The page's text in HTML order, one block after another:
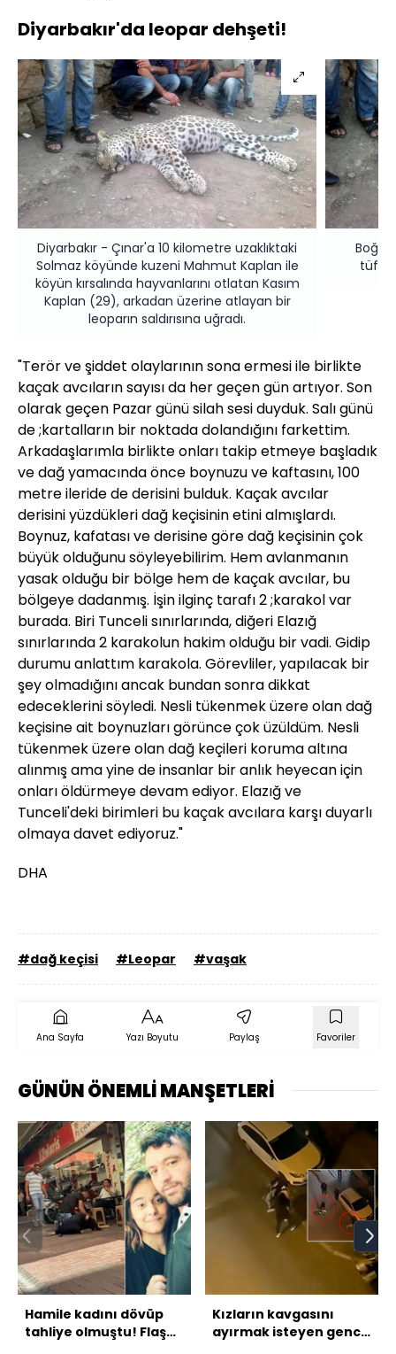
Diyarbakır'da leopar dehşeti!
Diyarbakır - Çınar'a 10 kilometre uzaklıktaki
Solmaz köyünde kuzeni Mahmut Kaplan ile
köyün kırsalında hayvanlarını otlatan Kasım
Kaplan (29), arkadan üzerine atlayan bir
leoparın saldırısına uğradı.
"Terör ve şiddet olaylarının sona ermesi ile birlikte
kaçak avcıların sayısı da her geçen gün artıyor. Son
olarak geçen Pazar günü silah sesi duyduk. Salı günü
de ;kartalların bir noktada dolandığını farkettim.
Arkadaşlarımla birlikte onları takip etmeye başladık
ve dağ yamacında önce boynuzu ve kaftasını, 100
metre ileride de derisini bulduk. Kaçak avcılar
derisini yüzdükleri dağ keçisinin etini almışlardı.
Boynuz, kafatası ve derisine göre dağ keçisinin çok
büyük olduğunu söyleyebilirim. Hem avlanmanın
yasak olduğu bir bölge hem de kaçak avcılar, bu
bölgeye dadanmış. İşin ilginç tarafı 2 ;karakol var
burada. Biri Tunceli sınırlarında, diğeri Elazığ
sınırlarında 2 karakolun hakim olduğu bir vadi. Gidip
durumu anlattım karakola. Görevliler, yapılacak bir
şey olmadığını ancak bundan sonra dikkat
edeceklerini söyledi. Nesli tükenmek üzere olan dağ
keçisine ait boynuzları görünce çok üzüldüm. Nesli
tükenmek üzere olan dağ keçileri koruma altına
alınmış ama yine de insanlar bir anlık heyecan için
onları öldürmeye devam ediyor. Elazığ ve
Tunceli'deki birimleri bu kaçak avcılara karşı duyarlı
olmaya davet ediyoruz."
DHA
#dağ keçisi #Leopar #vaşak
Ana Sayfa Yazı Boyutu Paylaş Favoriler
GÜNÜN ÖNEMLİ MANŞETLERİ
Hamile kadını dövüp
tahliye olmuştu! Flaş
Kızların kavgasını
ayırmak isteyen genci